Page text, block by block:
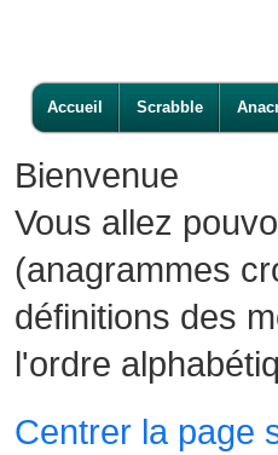
Accueil Scrabble
Bienvenue
Vous allez
(anagrammes
définitions des
l'ordre
Centrer la page